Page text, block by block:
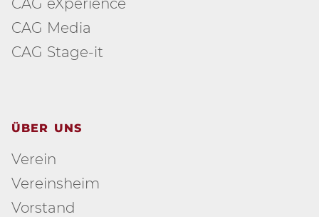
CAG eXperience
CAG Media
CAG Stage-it
ÜBER UNS
Verein
Vereinsheim
Vorstand